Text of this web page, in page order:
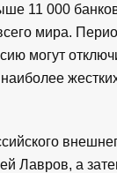
11 000
мира.
могут
Лавров, а